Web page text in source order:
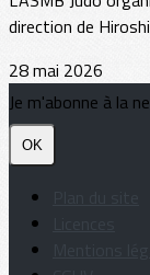
direction de
28 mai 2026
Je m'abonne à la
OK